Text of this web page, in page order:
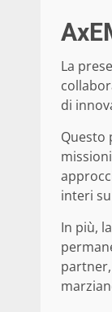
La
di
Questo
interi
In più,